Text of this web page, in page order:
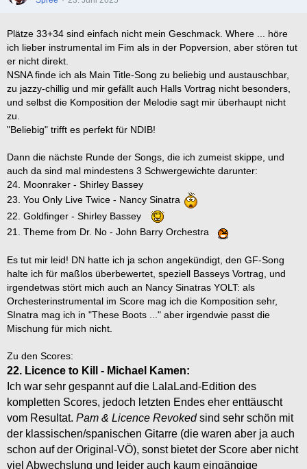
Plätze 33+34 sind einfach nicht mein Geschmack. Where ... höre
ich lieber instrumental im Fim als in der Popversion, aber stören tut
er nicht direkt.
NSNA finde ich als Main Title-Song zu beliebig und austauschbar,
zu jazzy-chillig und mir gefällt auch Halls Vortrag nicht besonders,
und selbst die Komposition der Melodie sagt mir überhaupt nicht
zu.
"Beliebig" trifft es perfekt für NDIB!
Dann die nächste Runde der Songs, die ich zumeist skippe, und
auch da sind mal mindestens 3 Schwergewichte darunter:
24. Moonraker - Shirley Bassey
23. You Only Live Twice - Nancy Sinatra
22. Goldfinger - Shirley Bassey
21. Theme from Dr. No - John Barry Orchestra
Es tut mir leid! DN hatte ich ja schon angekündigt, den GF-Song
halte ich für maßlos überbewertet, speziell Basseys Vortrag, und
irgendetwas stört mich auch an Nancy Sinatras YOLT: als
Orchesterinstrumental im Score mag ich die Komposition sehr,
SInatra mag ich in "These Boots ..." aber irgendwie passt die
Mischung für mich nicht.
Zu den Scores:
22. Licence to Kill - Michael Kamen:
Ich war sehr gespannt auf die LalaLand-Edition des
kompletten Scores, jedoch letzten Endes eher enttäuscht
vom Resultat. Pam & Licence Revokedsind sehr schön mit
der klassischen/spanischen Gitarre (die waren aber ja auch
schon auf der Original-VÖ), sonst bietet der Score aber nicht
viel Abwechslung und leider auch kaum eingängige